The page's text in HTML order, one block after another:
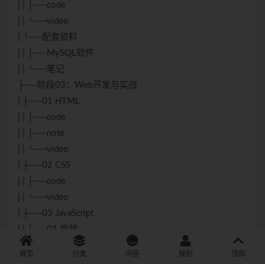
| | ├──code
| | └──video
| └──配套资料
| | ├── MySQL软件
| | └──笔记
├──阶段03： Web开发与实战
| ├──01 HTML
| | ├──code
| | ├──note
| | └──video
| ├──02 CSS
| | ├──code
| | └──video
| ├──03 JavaScript
| | ├──01.视频
| | └──02.代码
首页 分类 问答 我的 顶部